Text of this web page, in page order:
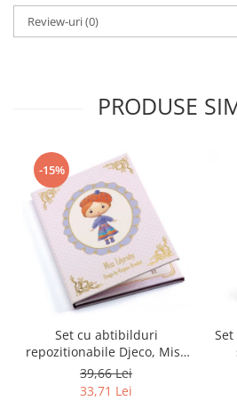
Review-uri(0)
PRODUSE
-15%
Set cu abtibilduri
repozitionabile Djeco, Miss
Lilyruby
39,66 Lei
33,71 Lei